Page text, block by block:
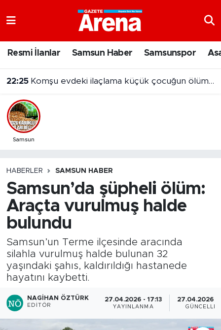
Resmi İlanlar Samsun Haber Samsunspor
22:25 Komşu evdeki ilaçlama küçük çocuğun ölümüne neden oldu
Samsun
HABERLER SAMSUN HABER
Samsun’da şüpheli ölüm:
Araçta vurulmuş halde
bulundu
Samsun’un Terme ilçesinde aracında
silahla vurulmuş halde bulunan 32
yaşındaki şahıs, kaldırıldığı hastanede
hayatını kaybetti.
NAGIHAN ÖZTÜRK
EDITÖR
27.04.2026 - 17:13
YAYINLANMA
27.04.2026 -
Samsun Namaz Vakitleri
Trafik Durumu
Süper Lig Puan Durumu ve Fikstür
Son Dakika Haberleri
Haber Arşivi